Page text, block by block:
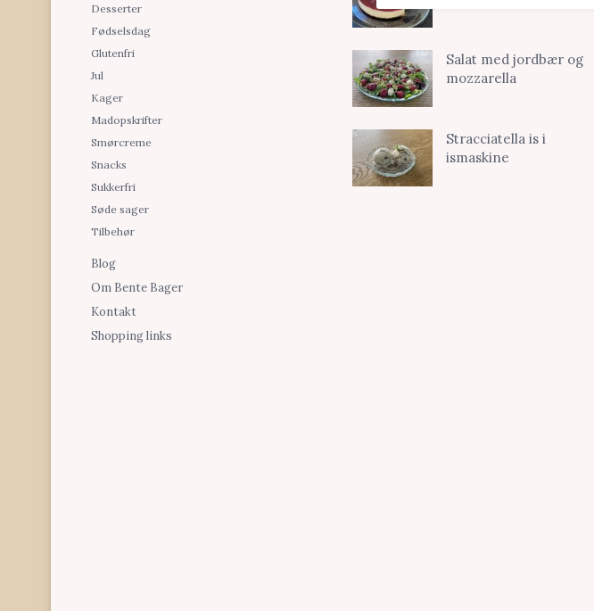
Desserter
Fødselsdag
Glutenfri
Jul
Kager
Madopskrifter
Smørcreme
Snacks
Sukkerfri
Søde sager
Tilbehør
Blog
Om Bente Bager
Kontakt
Shopping links
Salat med jordbær og
mozzarella
Stracciatella is i
ismaskine